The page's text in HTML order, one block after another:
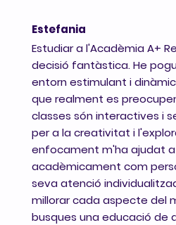
Estefania
Estudiar a l'Acadèmia A+
decisió fantàstica. He
entorn estimulant i
que realment es
classes són interactives i
per a la creativitat i
enfocament m'ha ajudat
acadèmicament com
seva atenció
millorar cada aspecte del
busques una educació de